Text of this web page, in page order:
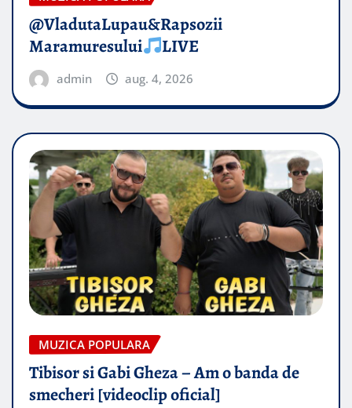
@VladutaLupau&Rapsozii
Maramuresului
LIVE
admin aug. 4, 2026
MUZICA POPULARA
Tibisor si Gabi Gheza – Am o banda de
smecheri [videoclip oficial]